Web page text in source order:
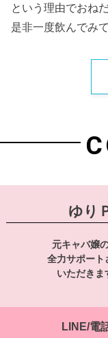
という理由でおね
是非一度飲んでみ
ゆり
元キャバ嬢
全力サポート
いただきま
LINE/電